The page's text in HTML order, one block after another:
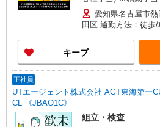
者は10,000円給与UP
愛知県名古屋市
田区 通勤方法：徒歩
料）駐車場利用OK
キープ
正社員
UTエージェント株式会社 AGT東海第一
CL 《JBAO1C》
組立・検査